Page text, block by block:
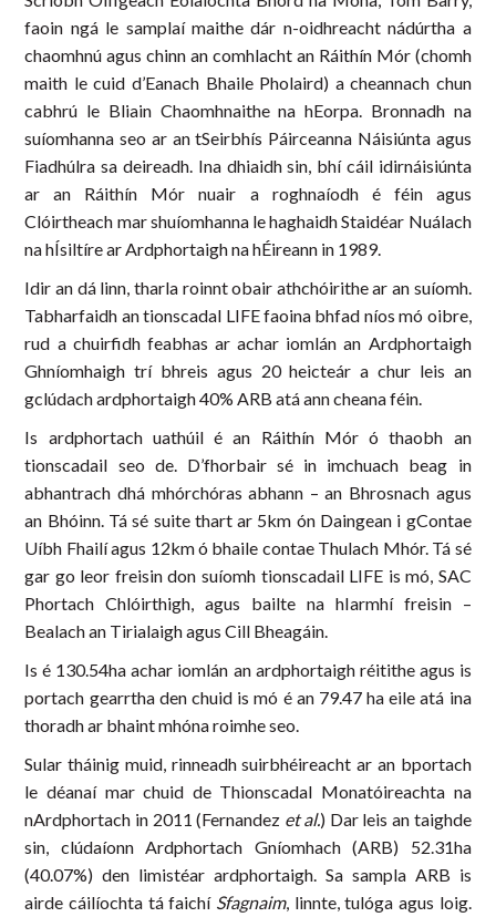
faoin ngá le samplaí maithe dár n-oidhreacht nádúrtha a
chaomhnú agus chinn an comhlacht an Ráithín Mór (chomh
maith le cuid d’Eanach Bhaile Pholaird) a cheannach chun
cabhrú le Bliain Chaomhnaithe na hEorpa. Bronnadh na
suíomhanna seo ar an tSeirbhís Páirceanna Náisiúnta agus
Fiadhúlra sa deireadh. Ina dhiaidh sin, bhí cáil idirnáisiúnta
ar an Ráithín Mór nuair a roghnaíodh é féin agus
Clóirtheach mar shuíomhanna le haghaidh Staidéar Nuálach
na hÍsiltíre ar Ardphortaigh na hÉireann in 1989.
Idir an dá linn, tharla roinnt obair athchóirithe ar an suíomh.
Tabharfaidh an tionscadal LIFE faoina bhfad níos mó oibre,
rud a chuirfidh feabhas ar achar iomlán an Ardphortaigh
Ghníomhaigh trí bhreis agus 20 heicteár a chur leis an
gclúdach ardphortaigh 40% ARB atá ann cheana féin.
Is ardphortach uathúil é an Ráithín Mór ó thaobh an
tionscadail seo de. D’fhorbair sé in imchuach beag in
abhantrach dhá mhórchóras abhann – an Bhrosnach agus
an Bhóinn. Tá sé suite thart ar 5km ón Daingean i gContae
Uíbh Fhailí agus 12km ó bhaile contae Thulach Mhór. Tá sé
gar go leor freisin don suíomh tionscadail LIFE is mó, SAC
Phortach Chlóirthigh, agus bailte na hIarmhí freisin –
Bealach an Tirialaigh agus Cill Bheagáin.
Is é 130.54ha achar iomlán an ardphortaigh réitithe agus is
portach gearrtha den chuid is mó é an 79.47 ha eile atá ina
thoradh ar bhaint mhóna roimhe seo.
Sular tháinig muid, rinneadh suirbhéireacht ar an bportach
le déanaí mar chuid de Thionscadal Monatóireachta na
nArdphortach in 2011 (Fernandez et al.) Dar leis an taighde
sin, clúdaíonn Ardphortach Gníomhach (ARB) 52.31ha
(40.07%) den limistéar ardphortaigh. Sa sampla ARB is
airde cáilíochta tá faichí Sfagnaim, linnte, tulóga agus loig.